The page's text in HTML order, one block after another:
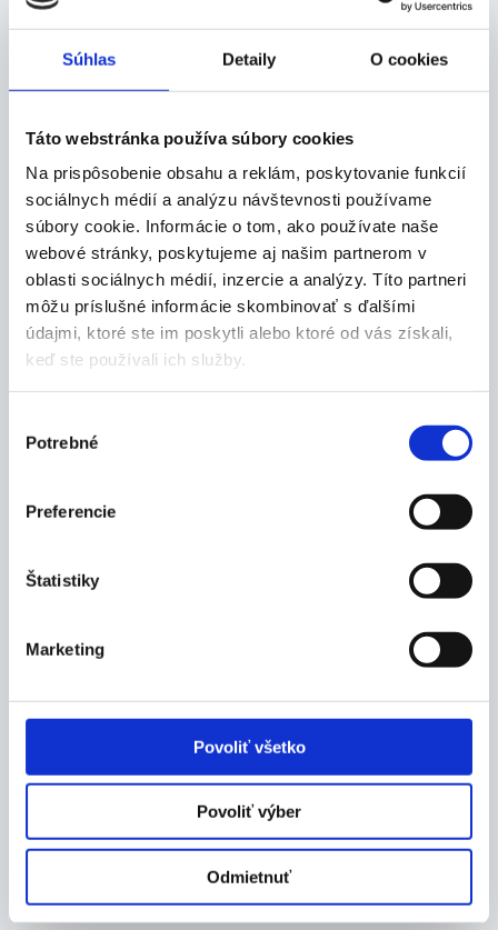
Súhlas Detaily O cookies
Táto webstránka používa súbory cookies
Na prispôsobenie obsahu a reklám, poskytovanie funkcií
sociálnych médií a analýzu návštevnosti používame
súbory cookie. Informácie o tom, ako používate naše
webové stránky, poskytujeme aj našim partnerom v
oblasti sociálnych médií, inzercie a analýzy. Títo partneri
môžu príslušné informácie skombinovať s ďalšími
údajmi, ktoré ste im poskytli alebo ktoré od vás získali,
keď ste používali ich služby.
súhlasu
Potrebné
Preferencie
Štatistiky
Marketing
Povoliť všetko
Povoliť výber
Odmietnuť
Ďalšie informácie určené dotknutým osobám sú uvedené:www.sanitaske.sk